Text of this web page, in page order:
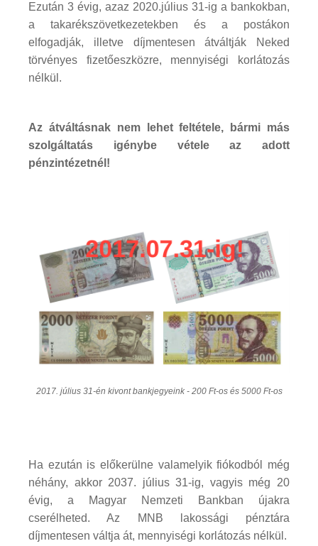
Ezután 3 évig, azaz 2020.július 31-ig a bankokban,
a takarékszövetkezetekben és a postákon
elfogadják, illetve díjmentesen átváltják Neked
törvényes fizetőeszközre, mennyiségi korlátozás
nélkül.
Az átváltásnak nem lehet feltétele, bármi más
szolgáltatás igénybe vétele az adott
pénzintézetnél!
2017. július 31-én kivont bankjegyeink - 200 Ft-os és 5000 Ft-os
Ha ezután is előkerülne valamelyik fiókodból még
néhány, akkor 2037. július 31-ig, vagyis még 20
évig, a Magyar Nemzeti Bankban újakra
cserélheted. Az MNB lakossági pénztára
díjmentesen váltja át, mennyiségi korlátozás nélkül.